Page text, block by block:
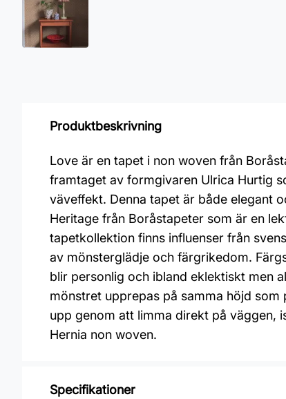
Produktbeskrivning
Love är en tapet i non woven från
framtaget av formgivaren Ulrica Hurtig
väveffekt. Denna tapet är både elegant
Heritage från Boråstapeter som är en
tapetkollektion finns influenser från
av mönsterglädje och färgrikedom.
blir personlig och ibland eklektiskt men
mönstret upprepas på samma höjd
upp genom att limma direkt på väggen,
Hernia non woven.
Specifikationer